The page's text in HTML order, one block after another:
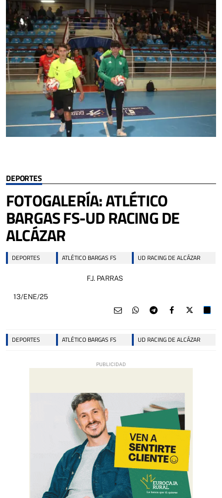
DEPORTES
FOTOGALERÍA: ATLÉTICO
BARGAS FS-UD RACING DE
ALCÁZAR
DEPORTES ATLÉTICO BARGAS FS UD RACING DE ALCÁZAR
F.J. PARRAS
13/ENE/25
DEPORTES ATLÉTICO BARGAS FS UD RACING DE ALCÁZAR